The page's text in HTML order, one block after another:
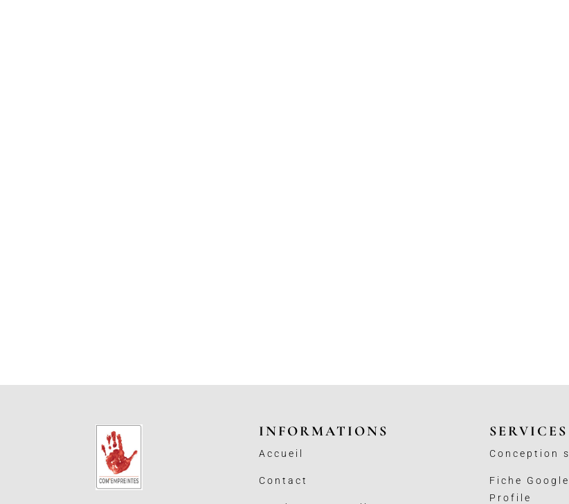
INFORMATIONS
Accueil
Contact
SERVICES
Conception
Fiche
Profile